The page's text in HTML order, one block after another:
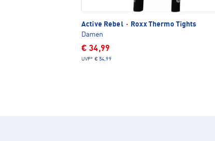
Active Rebel ·
Roxx Thermo Tights
Damen
€ 34,99
UVP* € 54,99